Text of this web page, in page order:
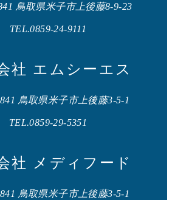
鳥取県米子市上後藤8-9-23
TEL.0859-24-9111
社 エムシーエス
鳥取県米子市上後藤3-5-1
TEL.0859-29-5351
社 メディフード
鳥取県米子市上後藤3-5-1